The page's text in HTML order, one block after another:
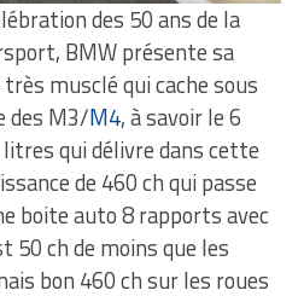
des 50 ans de la
BMW présente sa
musclé qui cache sous
des M3/M4, à savoir le 6
qui délivre dans cette
de 460 ch qui passe
boite auto 8 rapports avec
50 ch de moins que les
bon 460 ch sur les roues